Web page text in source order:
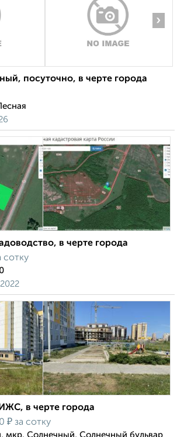
›
посуточно, в черте города
в черте города
сотку
в черте города
₽ за сотку
мкр. Солнечный, Солнечный бульвар